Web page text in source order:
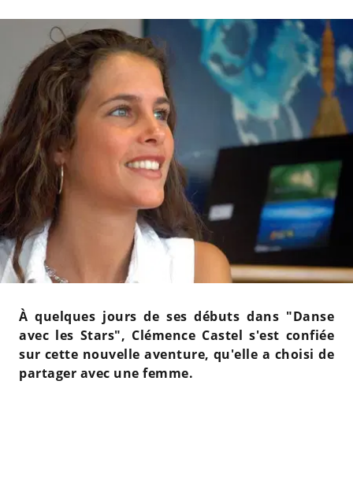
À quelques jours de ses débuts dans "Danse
avec les Stars", Clémence Castel s'est confiée
sur cette nouvelle aventure, qu'elle a choisi de
partager avec une femme.